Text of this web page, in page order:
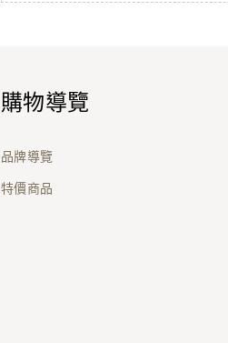
購物導覽
品牌導覽
特價商品